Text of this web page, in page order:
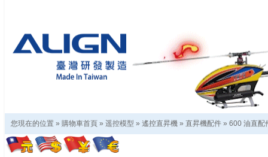
您現在的位置 » 購物車首頁 » 遥控模型 » 遙控直昇機 » 直昇機配件 » 600 油直配